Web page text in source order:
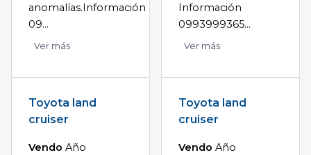
anomalías.Información
09...
Ver más
Información
0993999365...
Ver más
Toyota land
cruiser
Vendo Año
Toyota land
cruiser
Vendo Año